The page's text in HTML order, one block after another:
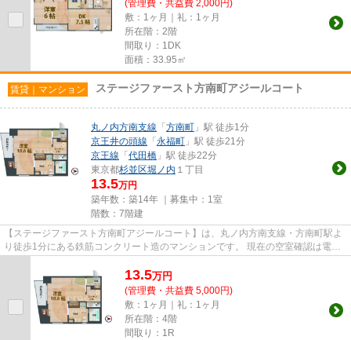
(管理費・共益費 2,000円)
敷：1ヶ月｜礼：1ヶ月
所在階：2階
間取り：1DK
面積：33.95㎡
賃貸｜マンション ステージファースト方南町アジールコート
丸ノ内方南支線 「 方南町 」駅 徒歩1分
京王井の頭線 「 永福町 」駅 徒歩21分
京王線 「 代田橋 」駅 徒歩22分
東京都杉並区堀ノ内 １丁目
13.5万円
築年数：築14年 ｜募集中： 1室
階数：7階建
【ステージファースト方南町アジールコート】は、丸ノ内方南支線・方南町駅よ
り徒歩1分にある鉄筋コンクリート造のマンションです。 現在の空室確認は電話
13.5万円
(管理費・共益費 5,000円)
敷：1ヶ月｜礼：1ヶ月
所在階：4階
間取り：1R